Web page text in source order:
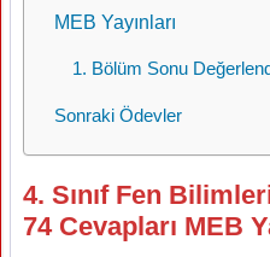
MEB Yayınları
1. Bölüm Sonu
Sonraki Ödevler
4. Sınıf Fen
74 Cevapları MEB